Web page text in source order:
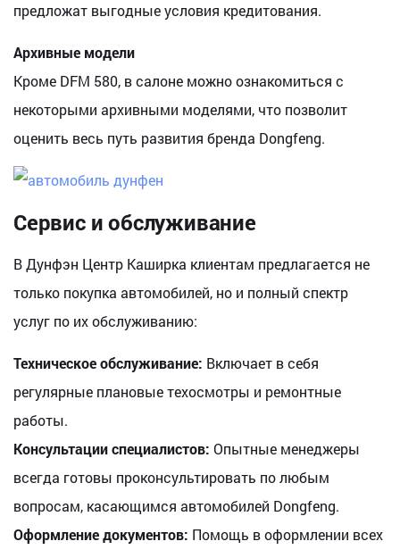
предложат выгодные условия кредитования.
Архивные модели
Кроме DFM 580, в салоне можно ознакомиться с
некоторыми архивными моделями, что позволит
оценить весь путь развития бренда Dongfeng.
Сервис и обслуживание
В Дунфэн Центр Каширка клиентам предлагается не
только покупка автомобилей, но и полный спектр
услуг по их обслуживанию:
Техническое обслуживание: Включает в себя
регулярные плановые техосмотры и ремонтные
работы.
Консультации специалистов: Опытные менеджеры
всегда готовы проконсультировать по любым
вопросам, касающимся автомобилей Dongfeng.
Оформление документов: Помощь в оформлении всех